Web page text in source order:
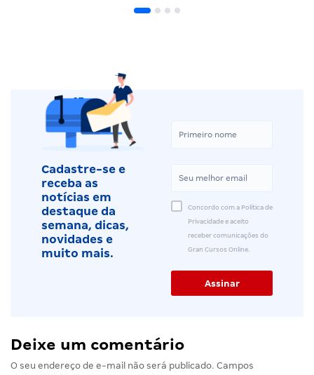
Cadastre-se e
receba as
notícias em
destaque da
semana, dicas,
novidades e
muito mais.
Concordo com a Política de
Privacidade e aceito
receber comunicações do
Gran Cursos Online.
Deixe um comentário
O seu endereço de e-mail não será publicado. Campos